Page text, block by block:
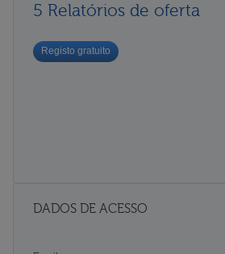
5 Relatórios de oferta
Registo gratuito
DADOS DE ACESSO